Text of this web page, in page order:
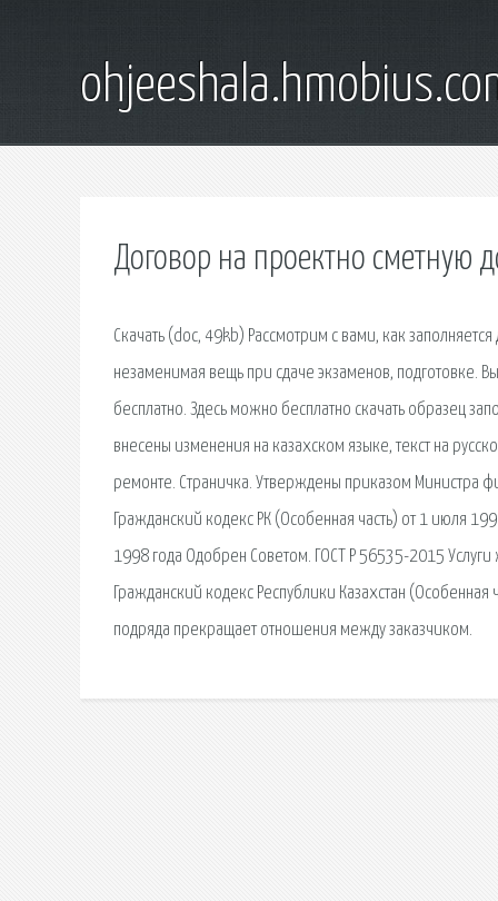
Договор на проектно сметную
Скачать (doc, 49kb) Рассмотрим с вами, как
незаменимая вещь при сдаче экзаменов, подготовке.
бесплатно. Здесь можно бесплатно скачать образец
внесены изменения на казахском языке, текст на
ремонте. Страничка. Утверждены приказом Министра
Гражданский кодекс РК (Особенная часть) от 1 июля
1998 года Одобрен Советом. ГОСТ Р 56535-2015
Гражданский кодекс Республики Казахстан
подряда прекращает отношения между заказчиком.